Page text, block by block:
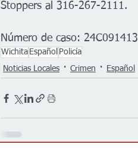
Stoppers al 316-267-2111.
Número de caso: 24C091413
Wichita Español Policía
Noticias Locales
Crimen Español